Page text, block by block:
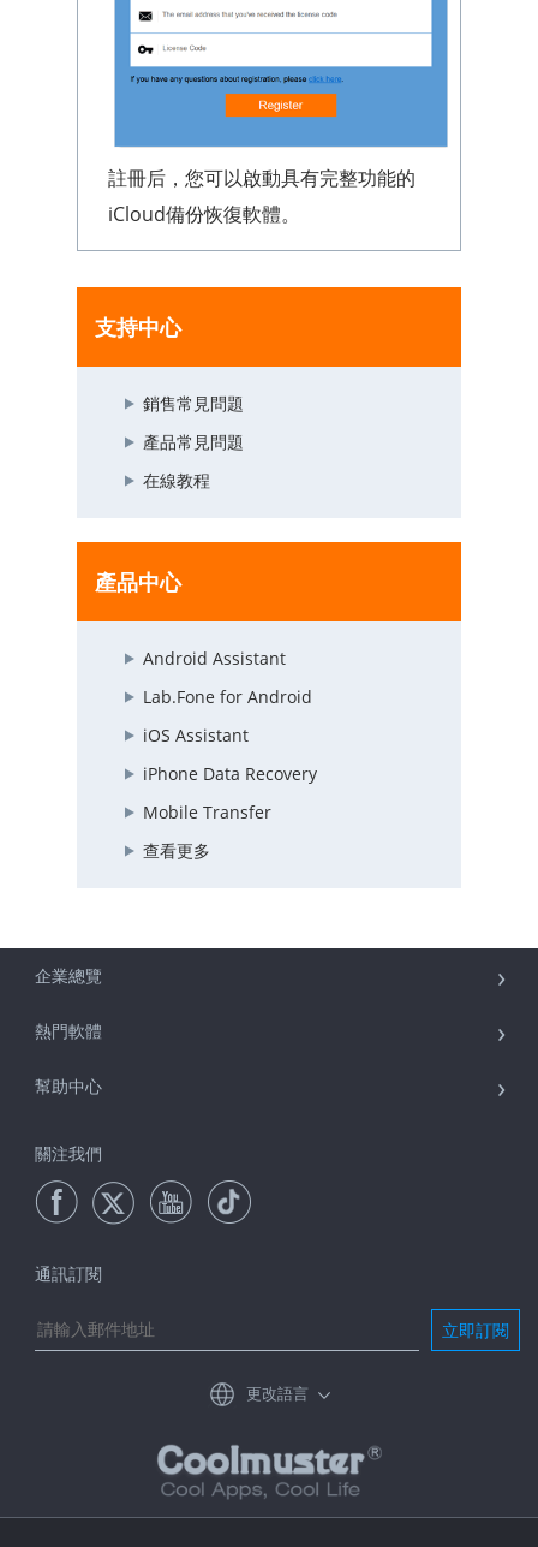
註冊后，您可以啟動具有完整功能的
iCloud備份恢復軟體。
支持中心
銷售常見問題
產品常見問題
在線教程
產品中心
Android Assistant
Lab.Fone for Android
iOS Assistant
iPhone Data Recovery
Mobile Transfer
查看更多
企業總覽
熱門軟體
幫助中心
關注我們
通訊訂閱
立即訂閱
更改語言